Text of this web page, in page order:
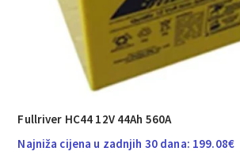
Fullriver HC44 12V 44Ah 560A
Najniža cijena u zadnjih 30 dana: 199.08€